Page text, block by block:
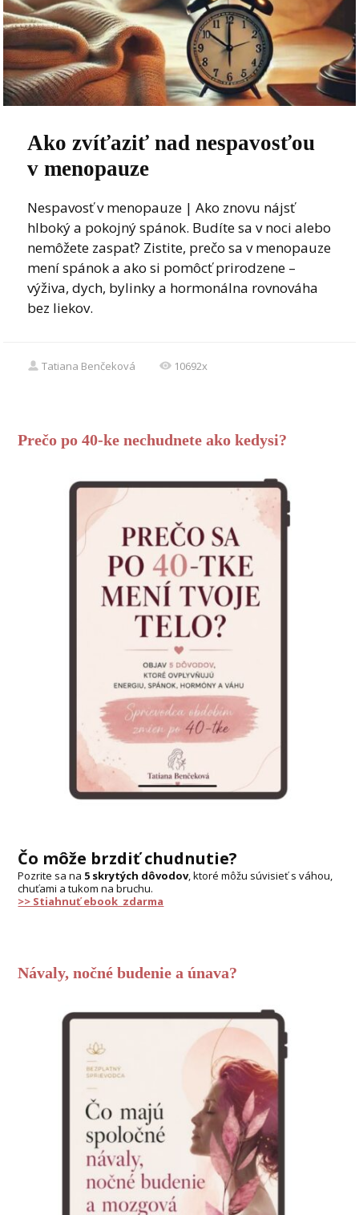
Ako zvíťaziť nad nespavosťou
v menopauze
Nespavosť v menopauze | Ako znovu nájsť
hlboký a pokojný spánok. Budíte sa v noci alebo
nemôžete zaspať? Zistite, prečo sa v menopauze
mení spánok a ako si pomôcť prirodzene –
výživa, dych, bylinky a hormonálna rovnováha
bez liekov.
Tatiana Benčeková 10692x
Prečo po 40-ke nechudnete ako kedysi?
Čo môže brzdiť chudnutie?
Pozrite sa na 5 skrytých dôvodov, ktoré môžu súvisieť s váhou,
chuťami a tukom na bruchu.
>> Stiahnuť ebook zdarma
Návaly, nočné budenie a únava?